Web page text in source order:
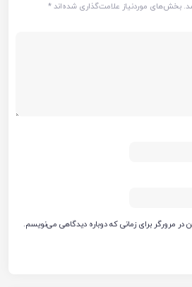
بخش‌های موردنیاز علامت‌گذاری شده‌اند*
در مرورگر برای زمانی که دوباره دیدگاهی می‌نویسم.